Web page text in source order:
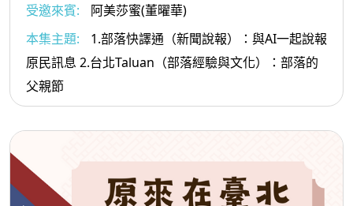
受邀來賓:
阿美莎蜜(董曜華)
本集主題:
1.部落快譯通（新聞說報）：與AI一起說報
原民訊息 2.台北Taluan（部落經驗與文化）：部落的
父親節